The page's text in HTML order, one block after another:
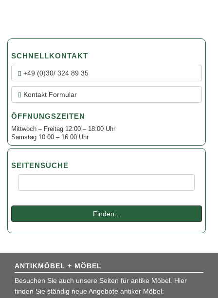
SCHNELLKONTAKT
+49 (0)30/ 324 89 35
Kontakt Formular
ÖFFNUNGSZEITEN
Mittwoch – Freitag 12:00 – 18:00 Uhr
Samstag 10:00 – 16:00 Uhr
SEITENSUCHE
Suche:
Finden...
ANTIKMÖBEL + MÖBEL
Besuchen Sie auch unsere Seiten für antike Möbel. Hier
finden Sie ständig neue Angebote antiker Möbel: